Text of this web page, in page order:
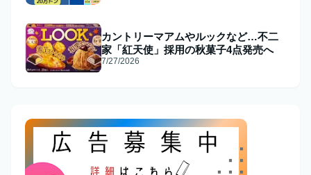
カントリーマアムやルックなど…不二
家「紅天使」採用の秋菓子4点発売へ
7/27/2026